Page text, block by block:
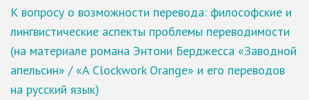
К вопросу о возможности перевода: философские и
лингвистические аспекты проблемы переводимости
(на материале романа Энтони Берджесса «Заводной
апельсин» / «A Clockwork Orange» и его переводов
на русский язык)